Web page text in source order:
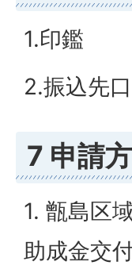
1.印鑑
2.振込先
7 申請
1. 甑島区
助成金交